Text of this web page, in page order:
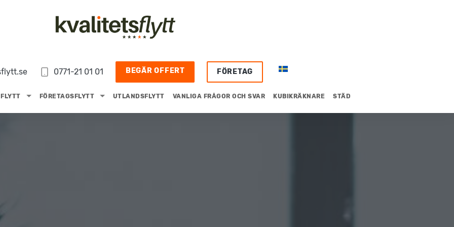
0771-21 01 01 BEGÄR OFFERT FÖRETAG
FLYTT FÖRETAGSFLYTT UTLANDSFLYTT VANLIGA FRÅGOR OCH SVAR KUBIKRÄKNARE STÄD